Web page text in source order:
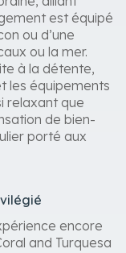
est équipé
ou d’une
ou la mer.
à la détente,
les équipements
relaxant que
de bien-
porté aux
encore
and Turquesa